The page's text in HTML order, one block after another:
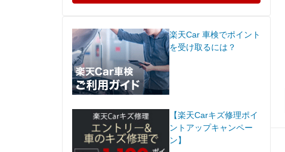
楽天Car 車検でポイント
を受け取るには？
【楽天Carキズ修理ポイ
ントアップキャンペー
ン】